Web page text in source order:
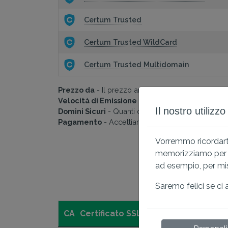
Certum Trusted
Certum Trusted WildCard
Certum Trusted Multidomain
Prezzo da - Il prezzo annuale calcolato del
Velocità di Emissione
Domini Sicuri - Quanti domini puoi proteggere
Pagamento - Accettiamo pagamenti con carta,
CA Certificato SSL
Il nostro
Vorremmo
memorizziamo
ad esempio, per
Saremo felici se ci